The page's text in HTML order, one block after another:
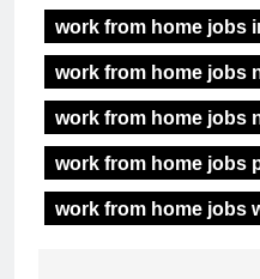
work from home jobs
work from home jobs
work from home jobs
work from home jobs
work from home jobs